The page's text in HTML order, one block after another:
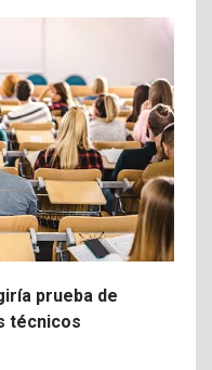
prueba de
técnicos